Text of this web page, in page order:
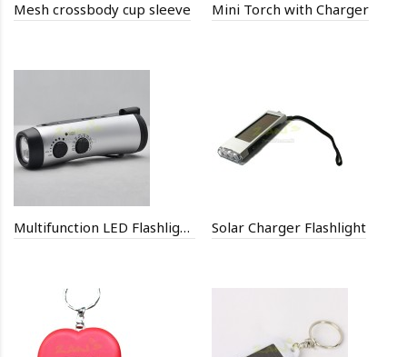
Mesh crossbody cup sleeve Mini Torch with Charger
Multifunction LED Flashlight Dynamo Solar Charger Flashlight